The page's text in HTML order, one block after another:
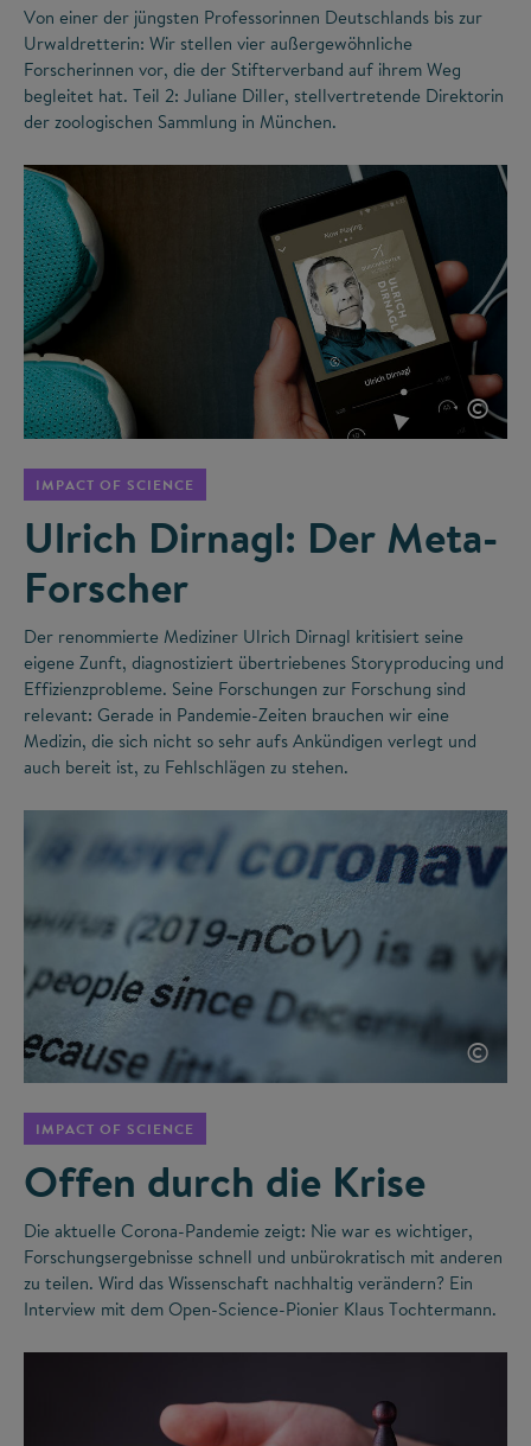
Von einer der jüngsten Professorinnen Deutschlands bis zur
Urwaldretterin: Wir stellen vier außergewöhnliche
Forscherinnen vor, die der Stifterverband auf ihrem Weg
begleitet hat. Teil 2: Juliane Diller, stellvertretende Direktorin
der zoologischen Sammlung in München.
©
IMPACT OF SCIENCE
Ulrich Dirnagl: Der Meta-
Forscher
Der renommierte Mediziner Ulrich Dirnagl kritisiert seine
eigene Zunft, diagnostiziert übertriebenes Storyproducing und
Effizienzprobleme. Seine Forschungen zur Forschung sind
relevant: Gerade in Pandemie-Zeiten brauchen wir eine
Medizin, die sich nicht so sehr aufs Ankündigen verlegt und
auch bereit ist, zu Fehlschlägen zu stehen.
©
IMPACT OF SCIENCE
Offen durch die Krise
Die aktuelle Corona-Pandemie zeigt: Nie war es wichtiger,
Forschungsergebnisse schnell und unbürokratisch mit anderen
zu teilen. Wird das Wissenschaft nachhaltig verändern? Ein
Interview mit dem Open-Science-Pionier Klaus Tochtermann.